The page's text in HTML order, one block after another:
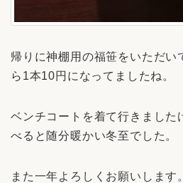
帰りに神棚用の福笹をいただい
ら1本10円になってましたね。
ベンチコートを着て行きました
べると随分暖かい冬至でした。
また一年よろしくお願いします。